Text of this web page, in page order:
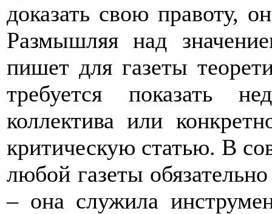
доказать свою правоту,
Размышляя над
пишет для газеты
требуется показать
коллектива или
критическую статью. В
любой газеты
– она служила